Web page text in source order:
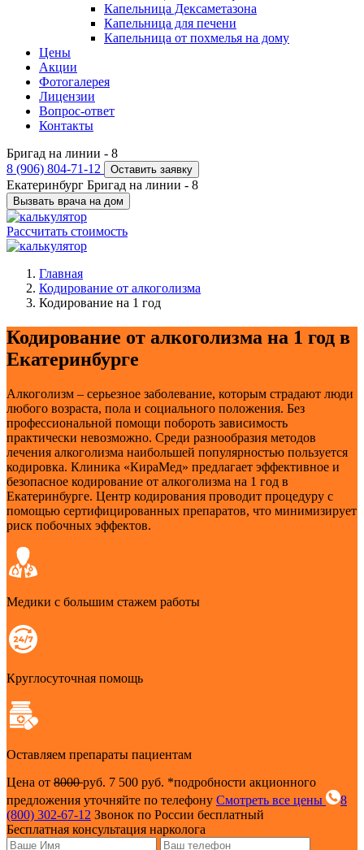
Капельница Дексаметазона
Капельница для печени
Капельница от похмелья на дому
Цены
Акции
Фотогалерея
Лицензии
Вопрос-ответ
Контакты
Бригад на линии - 8
8 (906) 804-71-12
Оставить заявку
Екатеринбург Бригад на линии - 8
Вызвать врача на дом
Рассчитать стоимость
Главная
Кодирование от алкоголизма
Кодирование на 1 год
Кодирование от алкоголизма на 1 год в
Екатеринбурге
Алкоголизм – серьезное заболевание, которым страдают люди
любого возраста, пола и социального положения. Без
профессиональной помощи побороть зависимость
практически невозможно. Среди разнообразия методов
лечения алкоголизма наибольшей популярностью пользуется
кодировка. Клиника «КираМед» предлагает эффективное и
безопасное кодирование от алкоголизма на 1 год в
Екатеринбурге. Центр кодирования проводит процедуру с
помощью сертифицированных препаратов, что минимизирует
риск побочных эффектов.
Медики с большим стажем работы
Круглосуточная помощь
Оставляем препараты пациентам
Цена от 8000руб. 7 500 руб. *подробности акционного
предложения уточняйте по телефону Смотреть все цены
8
(800) 302-67-12 Звонок по России бесплатный
Бесплатная консультация нарколога